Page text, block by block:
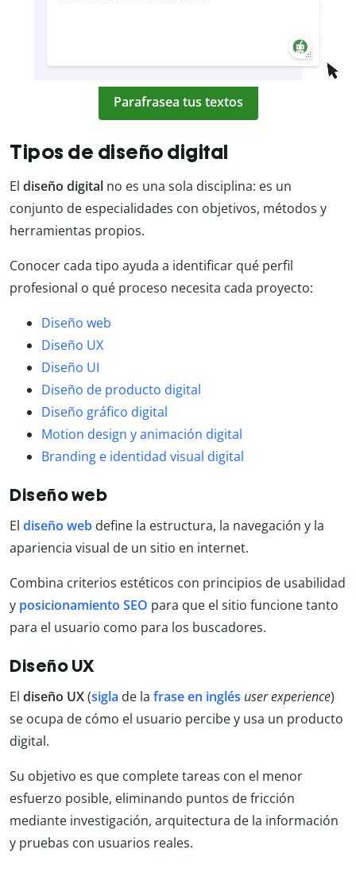
Parafrasea tus textos
Tipos de diseño digital
El diseño digital no es una sola disciplina: es un
conjunto de especialidades con objetivos, métodos y
herramientas propios.
Conocer cada tipo ayuda a identificar qué perfil
profesional o qué proceso necesita cada proyecto:
Diseño web
Diseño UX
Diseño UI
Diseño de producto digital
Diseño gráfico digital
Motion design y animación digital
Branding e identidad visual digital
Diseño web
El diseño web define la estructura, la navegación y la
apariencia visual de un sitio en internet.
Combina criterios estéticos con principios de usabilidad
y posicionamiento SEO para que el sitio funcione tanto
para el usuario como para los buscadores.
Diseño UX
El diseño UX(sigla de la frase en inglés user experience)
se ocupa de cómo el usuario percibe y usa un producto
digital.
Su objetivo es que complete tareas con el menor
esfuerzo posible, eliminando puntos de fricción
mediante investigación, arquitectura de la información
y pruebas con usuarios reales.